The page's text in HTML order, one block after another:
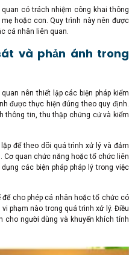
có trách nhiệm công khai thông
hoặc con. Quy trình này nên được
cá nhân liên quan.
và phản ánh trong
nên thiết lập các biện pháp kiểm
được thực hiện đúng theo quy định.
thông tin, thu thập chứng cứ và kiểm
để theo dõi quá trình xử lý và đảm
Cơ quan chức năng hoặc tổ chức liên
các biện pháp pháp lý trong việc
cho phép cá nhân hoặc tổ chức có
phạm nào trong quá trình xử lý. Điều
cho người dùng và khuyến khích tính